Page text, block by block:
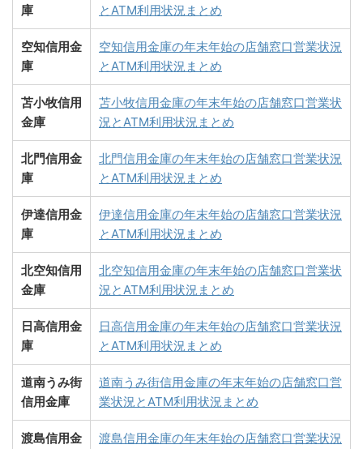
庫
とATM利用状況まとめ
空知信用金
庫
空知信用金庫の年末年始の店舗窓口営業状況
とATM利用状況まとめ
苫小牧信用
金庫
苫小牧信用金庫の年末年始の店舗窓口営業状
況とATM利用状況まとめ
北門信用金
庫
北門信用金庫の年末年始の店舗窓口営業状況
とATM利用状況まとめ
伊達信用金
庫
伊達信用金庫の年末年始の店舗窓口営業状況
とATM利用状況まとめ
北空知信用
金庫
北空知信用金庫の年末年始の店舗窓口営業状
況とATM利用状況まとめ
日高信用金
庫
日高信用金庫の年末年始の店舗窓口営業状況
とATM利用状況まとめ
道南うみ街
信用金庫
道南うみ街信用金庫の年末年始の店舗窓口営
業状況とATM利用状況まとめ
渡島信用金
渡島信用金庫の年末年始の店舗窓口営業状況